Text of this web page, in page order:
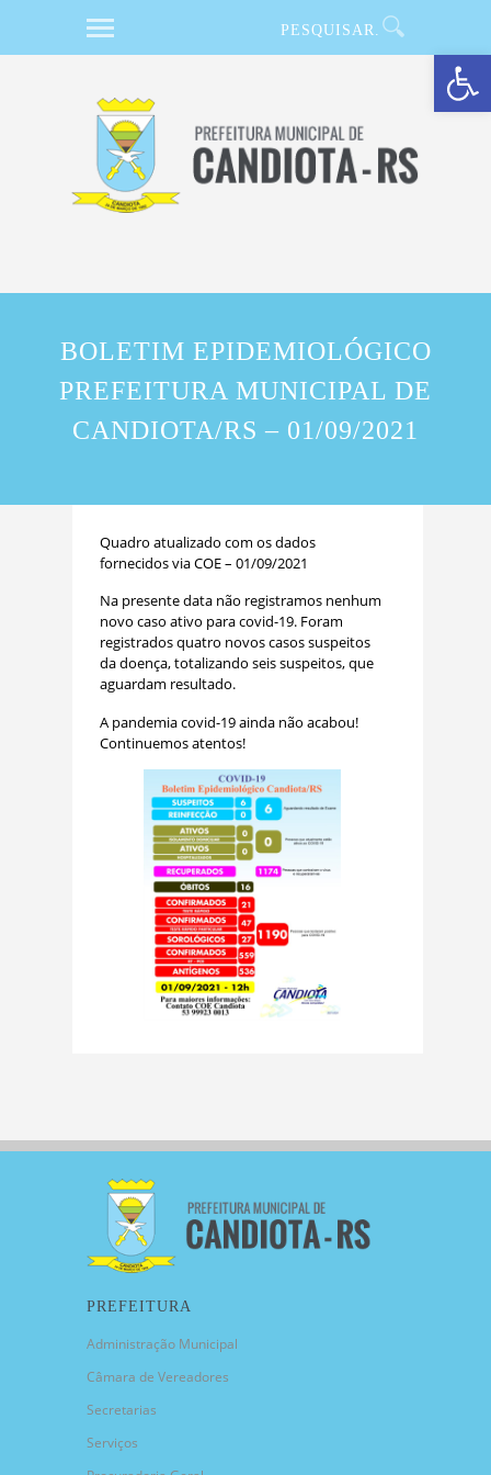
Barra de Ferramentas Aberta
BOLETIM EPIDEMIOLÓGICO
PREFEITURA MUNICIPAL DE
CANDIOTA/RS – 01/09/2021
Quadro atualizado com os dados
fornecidos via COE – 01/09/2021
Na presente data não registramos nenhum
novo caso ativo para covid-19. Foram
registrados quatro novos casos suspeitos
da doença, totalizando seis suspeitos, que
aguardam resultado.
A pandemia covid-19 ainda não acabou!
Continuemos atentos!
PREFEITURA
Administração Municipal
Câmara de Vereadores
Secretarias
Serviços